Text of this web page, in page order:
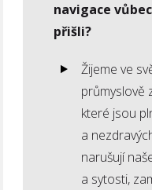
navigace
přišli?
Žijeme ve
průmyslově
které jsou
a
narušují
a sytosti,